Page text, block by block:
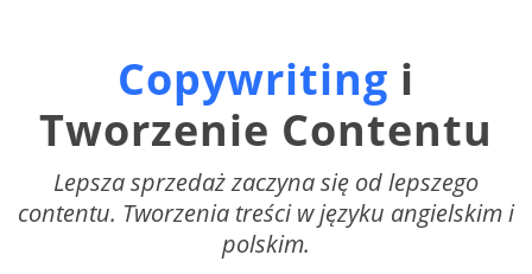
Copywriting i
Tworzenie Contentu
Lepsza sprzedaż zaczyna się od lepszego
contentu. Tworzenia treści w języku angielskim i
polskim.